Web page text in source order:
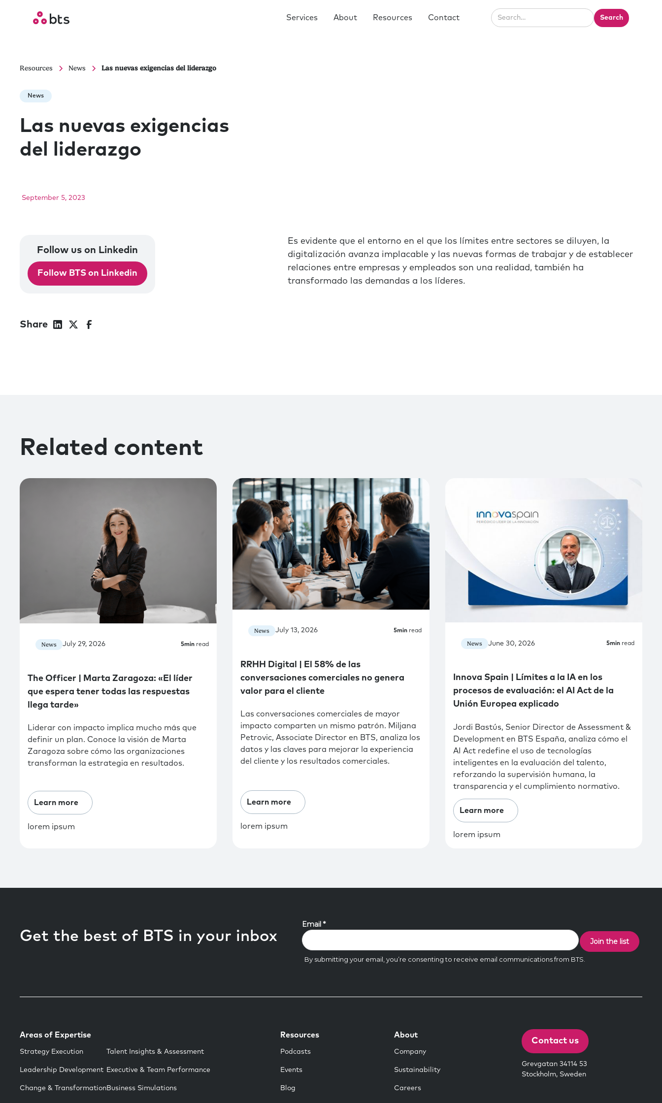
Services About Resources Contact
Resources News Las nuevas exigencias del liderazgo
News
Las nuevas exigencias
del liderazgo
September 5, 2023
Follow us on Linkedin
Follow BTS on Linkedin
Share
Es evidente que el entorno en el que los límites entre sectores se diluyen, la
digitalización avanza implacable y las nuevas formas de trabajar y de establecer
relaciones entre empresas y empleados son una realidad, también ha
transformado las demandas a los líderes.
Related content
News July 29, 2026 5min read
The Officer | Marta Zaragoza: «El líder
que espera tener todas las respuestas
llega tarde»
Liderar con impacto implica mucho más que
definir un plan. Conoce la visión de Marta
Zaragoza sobre cómo las organizaciones
transforman la estrategia en resultados.
Learn more
lorem ipsum
News July 13, 2026 5min read
RRHH Digital | El 58% de las
conversaciones comerciales no genera
valor para el cliente
Las conversaciones comerciales de mayor
impacto comparten un mismo patrón. Miljana
Petrovic, Associate Director en BTS, analiza los
datos y las claves para mejorar la experiencia
del cliente y los resultados comerciales.
Learn more
lorem ipsum
News June 30, 2026 5min read
Innova Spain | Límites a la IA en los
procesos de evaluación: el AI Act de la
Unión Europea explicado
Jordi Bastús, Senior Director de Assessment &
Development en BTS España, analiza cómo el
AI Act redefine el uso de tecnologías
inteligentes en la evaluación del talento,
reforzando la supervisión humana, la
transparencia y el cumplimiento normativo.
Learn more
lorem ipsum
Get the best of BTS in your inbox
Areas of Expertise
Strategy Execution
Leadership Development
Change & Transformation
Talent Insights & Assessment
Executive & Team Performance
Business Simulations
Resources
Podcasts
Events
Blog
About
Company
Sustainability
Careers
Contact us
Grevgatan 34114 53
Stockholm, Sweden